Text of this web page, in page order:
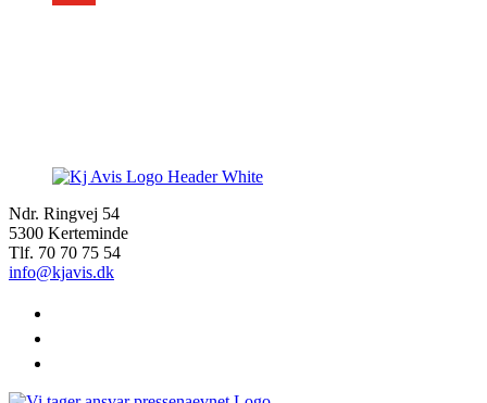
Ndr. Ringvej 54
5300 Kerteminde
Tlf. 70 70 75 54
info@kjavis.dk